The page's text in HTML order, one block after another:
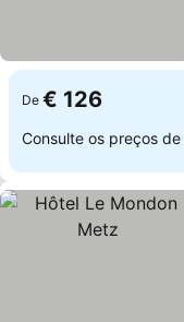
De € 126
Consulte os preços de